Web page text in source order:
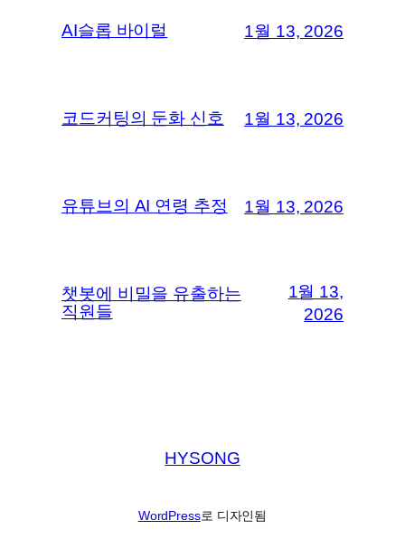
AI슬롭 바이럴 1월 13, 2026
코드커팅의 둔화 신호 1월 13, 2026
유튜브의 AI 연령 추정 1월 13, 2026
챗봇에 비밀을 유출하는
직원들
1월 13,
2026
HYSONG
WordPress로 디자인됨